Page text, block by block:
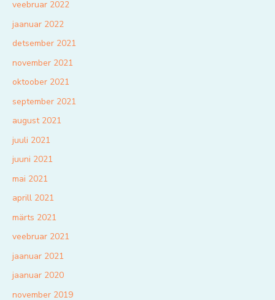
veebruar 2022
jaanuar 2022
detsember 2021
november 2021
oktoober 2021
september 2021
august 2021
juuli 2021
juuni 2021
mai 2021
aprill 2021
märts 2021
veebruar 2021
jaanuar 2021
jaanuar 2020
november 2019